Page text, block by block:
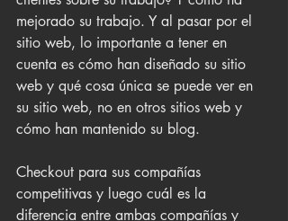
mejorado su trabajo. Y al pasar por el
sitio web, lo importante a tener en
cuenta es cómo han diseñado su sitio
web y qué cosa única se puede ver en
su sitio web, no en otros sitios web y
cómo han mantenido su blog.
Checkout para sus compañías
competitivas y luego cuál es la
diferencia entre ambas compañías y